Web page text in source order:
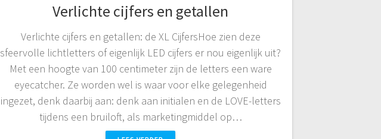
Verlichte cijfers en getallen
Verlichte cijfers en getallen: de XL CijfersHoe zien deze
sfeervolle lichtletters of eigenlijk LED cijfers er nou eigenlijk uit?
Met een hoogte van 100 centimeter zijn de letters een ware
eyecatcher. Ze worden wel is waar voor elke gelegenheid
ingezet, denk daarbij aan: denk aan initialen en de LOVE-letters
tijdens een bruiloft, als marketingmiddel op…